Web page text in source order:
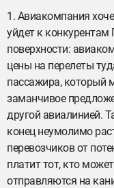
1. Авиакомпания
уйдет к
поверхности:
цены на перелеты
пассажира, который
заманчивое
другой авиалинией.
конец неумолимо
перевозчиков от
платит тот, кто
отправляются на